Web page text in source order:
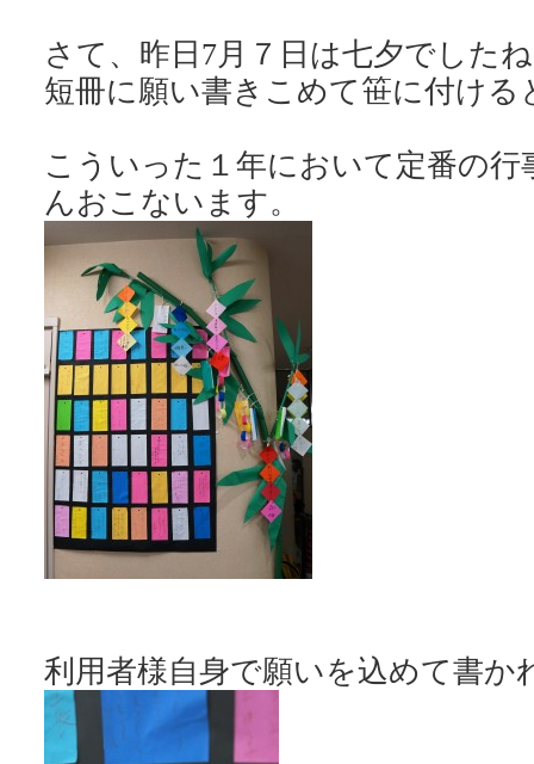
さて、昨日7月７日は七夕でした
短冊に願い書きこめて笹に付け
こういった１年において定番の